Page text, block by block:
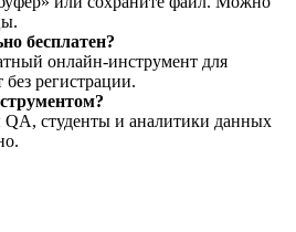
бесплатен?
онлайн‑инструмент для
без регистрации.
студенты и аналитики данных